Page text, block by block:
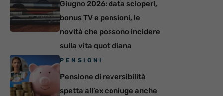
Giugno 2026: data scioperi,
bonus TV e pensioni, le
novità che possono incidere
sulla vita quotidiana
PENSIONI
Pensione di reversibilità
spetta all’ex coniuge anche